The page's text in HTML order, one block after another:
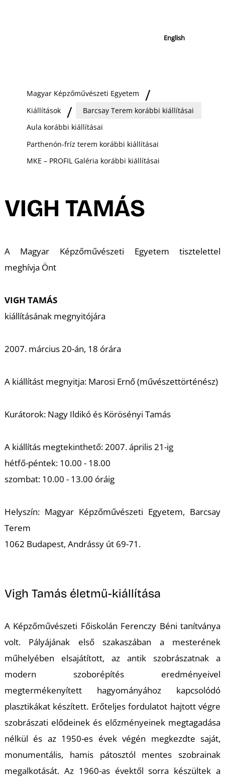
English
Magyar Képzőművészeti Egyetem
Kiállítások
Barcsay Terem korábbi kiállításai
Aula korábbi kiállításai
Parthenón-fríz terem korábbi kiállításai
MKE – PROFIL Galéria korábbi kiállításai
VIGH TAMÁS
A Magyar Képzőművészeti Egyetem tisztelettel
meghívja Önt
VIGH TAMÁS
kiállításának megnyitójára
2007. március 20-án, 18 órára
A kiállítást megnyitja: Marosi Ernő (művészettörténész)
Kurátorok: Nagy Ildikó és Körösényi Tamás
A kiállítás megtekinthető: 2007. április 21-ig
hétfő-péntek: 10.00 - 18.00
szombat: 10.00 - 13.00 óráig
Helyszín: Magyar Képzőművészeti Egyetem, Barcsay
Terem
1062 Budapest, Andrássy út 69-71.
Vigh Tamás életmű-kiállítása
A Képzőművészeti Főiskolán Ferenczy Béni tanítványa
volt. Pályájának első szakaszában a mesterének
műhelyében elsajátított, az antik szobrászatnak a
modern szoborépítés eredményeivel
megtermékenyített hagyományához kapcsolódó
plasztikákat készített. Erőteljes fordulatot hajtott végre
szobrászati elődeinek és előzményeinek megtagadása
nélkül és az 1950-es évek végén megkezdte saját,
monumentális, hamis pátosztól mentes szobrainak
megalkotását. Az 1960-as évektől sorra készültek a